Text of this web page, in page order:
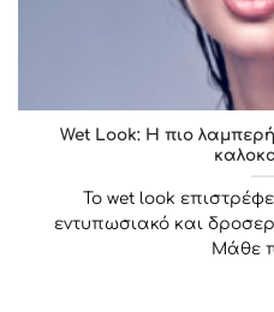
Wet Look: Η πιο
To wet look
εντυπωσιακό και
Μάθε